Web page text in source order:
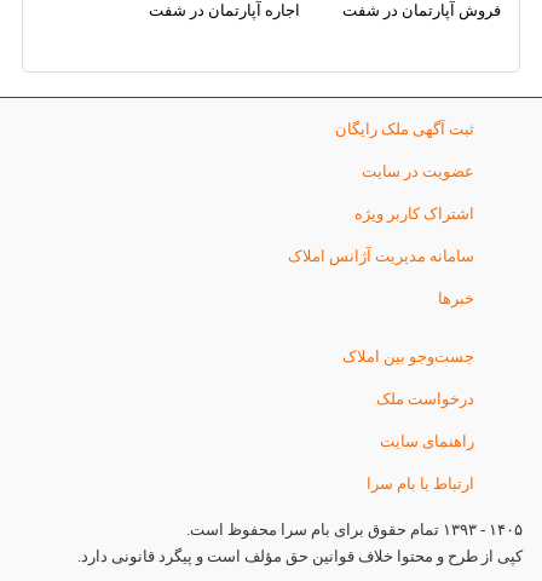
فروش آپارتمان در شفت اجاره آپارتمان در شفت
ثبت آگهی ملک رایگان
عضویت در سایت
اشتراک کاربر ویژه
سامانه مدیریت آژانس املاک
خبرها
جست‌وجو بین املاک
درخواست ملک
راهنمای سایت
ارتباط با بام سرا
۱۴۰۵ - ۱۳۹۳ تمام حقوق برای بام سرا محفوظ است.
کپی از طرح و محتوا خلاف قوانین حق مؤلف است و پیگرد قانونی دارد.